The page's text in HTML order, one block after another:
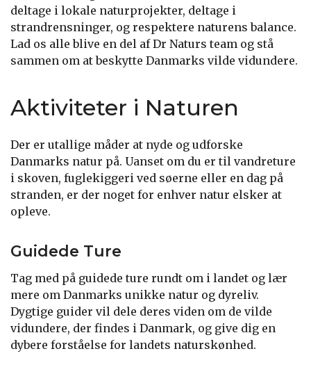
deltage i lokale naturprojekter, deltage i
strandrensninger, og respektere naturens balance.
Lad os alle blive en del af Dr Naturs team og stå
sammen om at beskytte Danmarks vilde vidundere.
Aktiviteter i Naturen
Der er utallige måder at nyde og udforske
Danmarks natur på. Uanset om du er til vandreture
i skoven, fuglekiggeri ved søerne eller en dag på
stranden, er der noget for enhver natur elsker at
opleve.
Guidede Ture
Tag med på guidede ture rundt om i landet og lær
mere om Danmarks unikke natur og dyreliv.
Dygtige guider vil dele deres viden om de vilde
vidundere, der findes i Danmark, og give dig en
dybere forståelse for landets naturskønhed.